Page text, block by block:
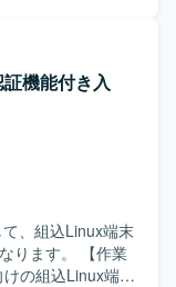
られる方を求め
動しながら品質
ポジシ
発に携わること
むことができま
ルタイム通信や
す。 【開発
）などを用いた
機能付き入
、組込Linux端末
。 【作業
の組込Linux端末